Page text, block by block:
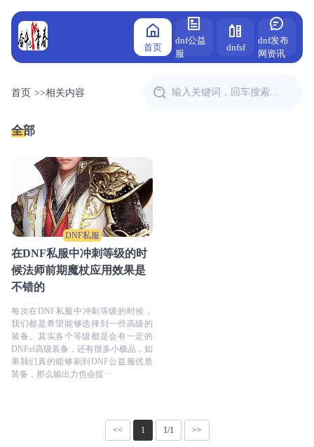
首页
dnf公益
服
dnfsf
dnf发布
网资讯
首页 >>相关内容
全部
DNF私服
在DNF私服中冲刺等级的时
候法师前期魔杖应用效果是
不错的
每次在DNF私服中冲刺等级的时候，
我们都是希望能够选择到一些高级的
装备。其实各个等级都是会有一定的
DNFsf高级装备，还有很多小极品，如
果我们真的能够刷到DNF公益服优质
装备，那么输出力也会提···
<< 1 1/1 >>